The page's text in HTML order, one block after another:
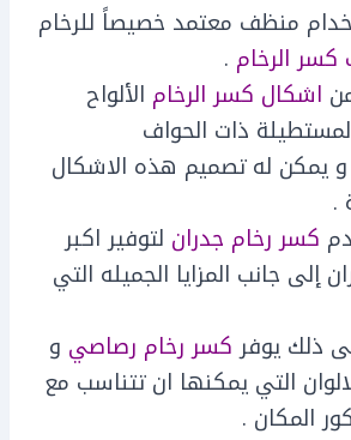
منظف معتمد خصيصاً للرخام
الرخام .
اشكال كسر الرخام الألواح
ذات الحواف
يمكن له تصميم هذه الاشكال
.
كسر رخام جدران لتوفير اكبر
إلى جانب المزايا الجميله التي
ذلك يوفر كسر رخام رصاصي و
التي يمكنها ان تتناسب مع
المكان .